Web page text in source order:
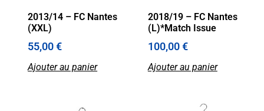
2013/14 – FC Nantes
(XXL)
55,00€
Ajouter au panier
2018/19 – FC Nantes
(L)*Match Issue
100,00€
Ajouter au panier